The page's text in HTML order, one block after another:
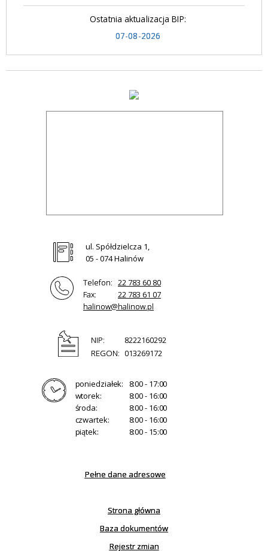
Ostatnia aktualizacja BIP:
07-08-2026
ul. Spółdzielcza 1,
05 - 074 Halinów
Telefon: 22 783 60 80
Fax:
22 783 61 07
halinow@halinow.pl
NIP:
8222160292
REGON: 013269172
poniedziałek:
8:00 - 17:00
wtorek:
8:00 - 16:00
środa:
8:00 - 16:00
czwartek:
8:00 - 16:00
piątek:
8:00 - 15:00
Pełne dane adresowe
Strona główna
Baza dokumentów
Rejestr zmian